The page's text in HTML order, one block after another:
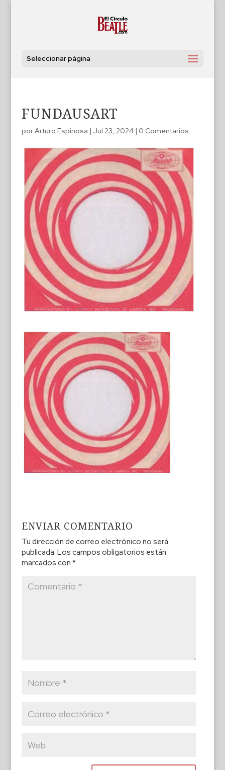
Seleccionar página
FUNDAUSART
porArturo Espinosa | Jul 23, 2024| 0 Comentarios
ENVIAR COMENTARIO
Tu dirección de correo electrónico no será
publicada. Los campos obligatorios están
marcados con *